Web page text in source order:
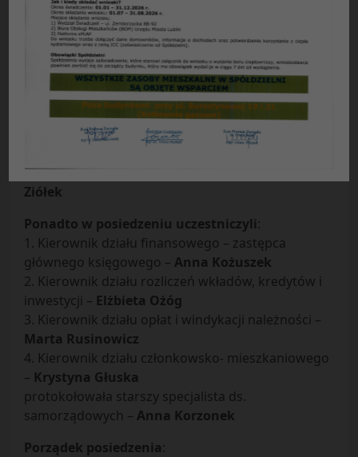
Protokół Nr 19
z posiedzenia Zarządu Spółdzielni
Mieszkaniowej „Czuby” w Lublinie odbytego
w dniu 12.05.2009 r.
Obecni:
Prezes Zarządu –Ryszard Burski
Zastępca Prezesa ds. eksploatacyjnych –
Zastępca Prezesa – Główny Księgowy –
Ziółek
Ponadto w posiedzeniu uczestniczyli:
1. Kierownik działu finansowego – zastępca
głównego księgowego – Anna Kożuszek
2. Kierownik działu rozliczeń wkładów, kredytów i
inwestycji – Elżbieta Ożóg
3. Kierownik działu opłat i windykacji należności –
Marta Rusinowicz
4. Kierownik działu członkowsko- mieszkaniowego
– Krystyna Głuska
protokołowała starszy specjalista ds.
samorządowych – Anna Korzonek
Porządek posiedzenia: